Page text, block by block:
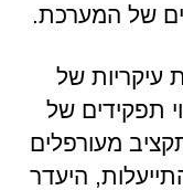
של המערכת.
עיקריות של
תפקידים של
מעורפלים
היעדר